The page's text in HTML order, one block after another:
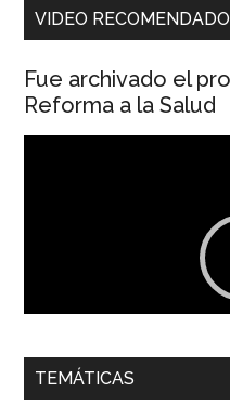
VIDEO RECOMENDADO
Fue archivado el
Reforma a la Salud
00:00
Dra. Carolina Corcho Mejía,
TEMÁTICAS